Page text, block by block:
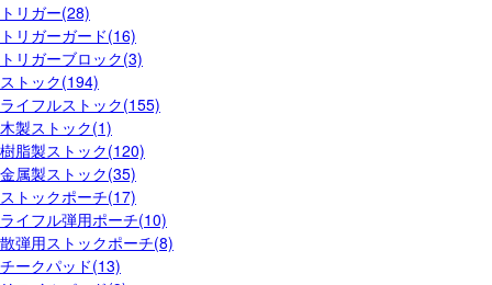
トリガー(28)
トリガーガード(16)
トリガーブロック(3)
ストック(194)
ライフルストック(155)
木製ストック(1)
樹脂製ストック(120)
金属製ストック(35)
ストックポーチ(17)
ライフル弾用ポーチ(10)
散弾用ストックポーチ(8)
チークパッド(13)